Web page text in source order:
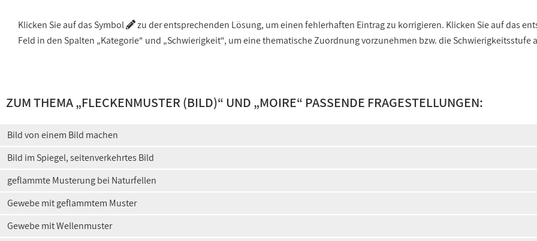
Klicken Sie auf das Symbol
zu der entsprechenden Lösung, um einen fehlerhaften Eintrag zu korrigieren. Klicken Sie auf das
Feld in den Spalten „Kategorie“ und „Schwierigkeit“, um eine thematische Zuordnung vorzunehmen bzw. die Schwierigkeitsstufe
ZUM THEMA „FLECKENMUSTER (BILD)“ UND „MOIRE“ PASSENDE FRAGESTELLUNGEN:
Bild von einem Bild machen
Bild im Spiegel, seitenverkehrtes Bild
geflammte Musterung bei Naturfellen
Gewebe mit geflammtem Muster
Gewebe mit Wellenmuster